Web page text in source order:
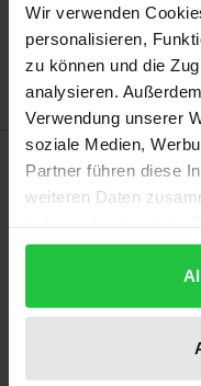
Wir verwenden
personalisieren,
zu können und die
analysieren.
Verwendung unserer
soziale Medien,
Partner führen diese
weiteren Daten
gesammelt haben.
Zur Wunschliste
Hinweise zu
Beschreibung
Leitfaden die
Verständnis von
Wissenschaft zu
konkreten Beitrag